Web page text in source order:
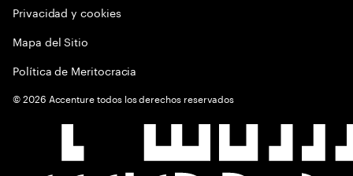
Privacidad y cookies
Mapa del Sitio
Política de Meritocracia
©2026 Accenture todos los derechos reservados